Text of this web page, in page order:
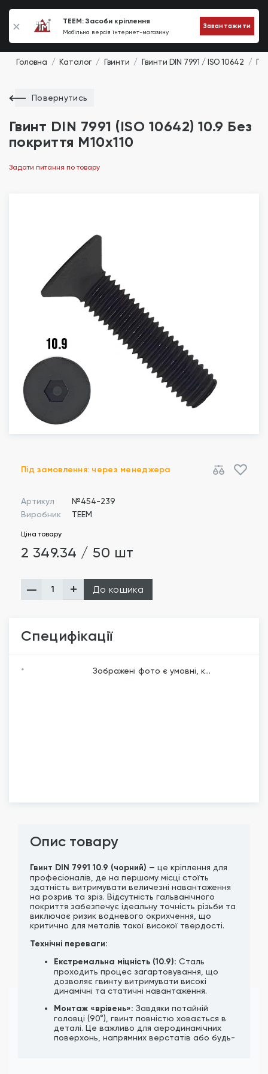
TEEM: Засоби кріплення
Мобільна версія інтернет-магазину
Завантажити
0
Головна Каталог Гвинти Гвинти DIN 7991 / ISO 10642
Повернутись
Гвинт DIN 7991 (ISO 10642) 10.9 Без
покриття М10х110
Задати питання по товару
Специфікації
* Зображені фото є умовні, к...
Під замовлення: через менеджера
Артикул
№454-239
Виробник
TEEM
Ціна товару
2 349.34 / 50 шт
До кошика
Опис товару
Гвинт DIN 7991 10.9 (чорний) — це кріплення для
професіоналів, де на першому місці стоїть
здатність витримувати величезні навантаження
на розрив та зріз. Відсутність гальванічного
покриття забезпечує ідеальну точність різьби та
виключає ризик водневого окрихчення, що
критично для металів такої високої твердості.
Технічні переваги:
Екстремальна міцність (10.9): Сталь
проходить процес загартовування, що
дозволяє гвинту витримувати високі
динамічні та статичні навантаження.
Монтаж «врівень»: Завдяки потайній
головці (90°), гвинт повністю ховається в
деталі. Це важливо для аеродинамічних
поверхонь, напрямних верстатів або будь-